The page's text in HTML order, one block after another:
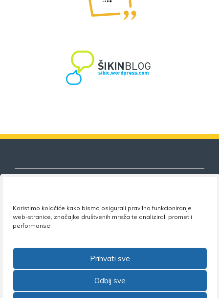
Koristimo kolačiće kako bismo osigurali pravilno funkcioniranje
web-stranice, značajke društvenih mreža te analizirali promet i
performanse.
Prihvati sve
Odbij sve
Nezavisni sindikat znanosti i visokog
obrazovanja
Adresa: Florijana Andrašeca 18A / VI kat • 10 000
+385 1 4847 337